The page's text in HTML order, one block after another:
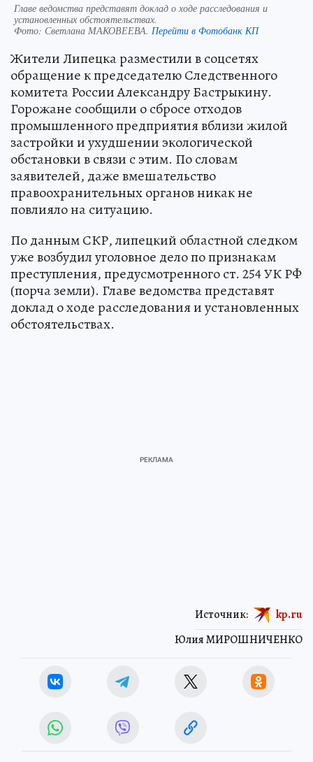
Главе ведомства представят доклад о ходе расследования и
установленных обстоятельствах.
Фото: Светлана МАКОВЕЕВА. Перейти в Фотобанк КП
Жители Липецка разместили в соцсетях
обращение к председателю Следственного
комитета России Александру Бастрыкину.
Горожане сообщили о сбросе отходов
промышленного предприятия вблизи жилой
застройки и ухудшении экологической
обстановки в связи с этим. По словам
заявителей, даже вмешательство
правоохранительных органов никак не
повлияло на ситуацию.
По данным СКР, липецкий областной следком
уже возбудил уголовное дело по признакам
преступления, предусмотренного ст. 254 УК РФ
(порча земли). Главе ведомства представят
доклад о ходе расследования и установленных
обстоятельствах.
Юлия МИРОШНИЧЕНКО
Источник: kp.ru